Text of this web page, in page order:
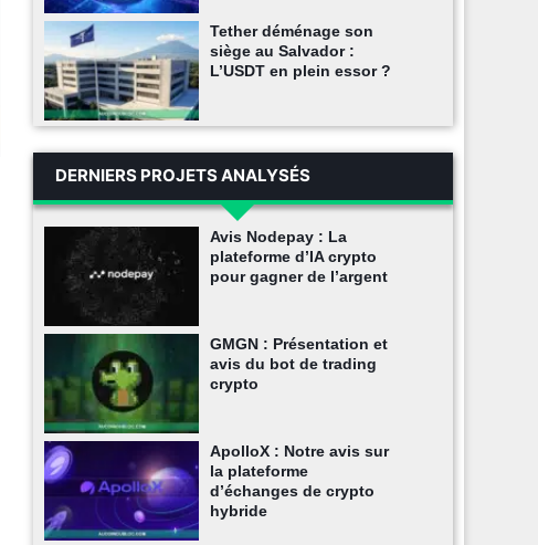
Tether déménage son
siège au Salvador :
L’USDT en plein essor ?
DERNIERS PROJETS ANALYSÉS
Avis Nodepay : La
plateforme d’IA crypto
pour gagner de l’argent
GMGN : Présentation et
avis du bot de trading
crypto
ApolloX : Notre avis sur
la plateforme
d’échanges de crypto
hybride